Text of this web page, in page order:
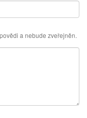
a nebude zveřejněn.